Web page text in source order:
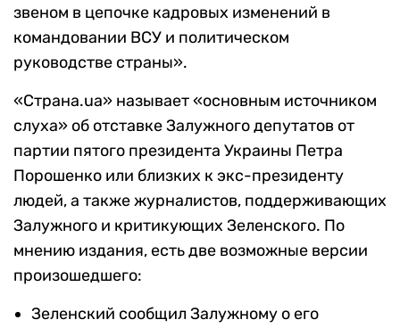
звеном в цепочке кадровых изменений в
командовании ВСУ и политическом
руководстве страны».
«Страна.ua» называет «основным источником
слуха» об отставке Залужного депутатов от
партии пятого президента Украины Петра
Порошенко или близких к экс-президенту
людей, а также журналистов, поддерживающих
Залужного и критикующих Зеленского. По
мнению издания, есть две возможные версии
произошедшего:
Зеленский сообщил Залужному о его